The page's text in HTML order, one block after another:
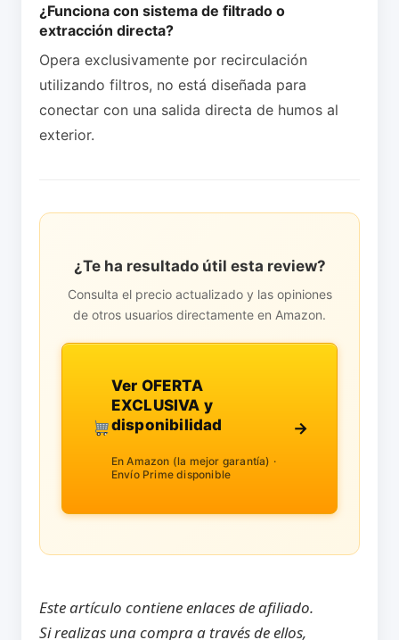
¿Funciona con sistema de filtrado o
extracción directa?
Opera exclusivamente por recirculación
utilizando filtros, no está diseñada para
conectar con una salida directa de humos al
exterior.
¿Te ha resultado útil esta review?
Consulta el precio actualizado y las opiniones
de otros usuarios directamente en Amazon.
Ver OFERTA
EXCLUSIVA y
disponibilidad
En Amazon (la mejor garantía) ·
Envío Prime disponible
→
Este artículo contiene enlaces de afiliado.
Si realizas una compra a través de ellos,